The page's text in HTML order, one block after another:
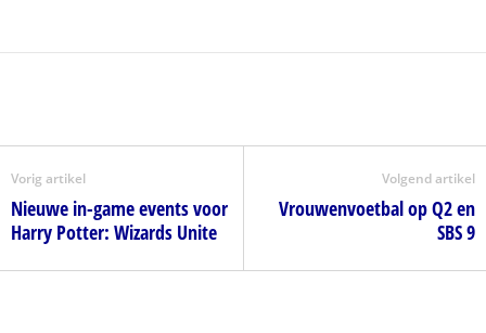
Vorig artikel
Nieuwe in-game events voor
Harry Potter: Wizards Unite
Volgend artikel
Vrouwenvoetbal op Q2 en
SBS 9